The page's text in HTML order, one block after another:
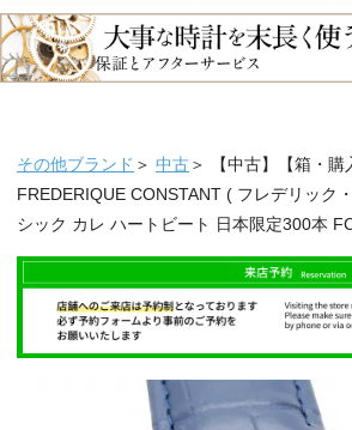
その他ブランド ＞ 中古＞ 【中古】【箱・購
FREDERIQUE CONSTANT ( フレデリック
シック カレ ハートビート 日本限定300本